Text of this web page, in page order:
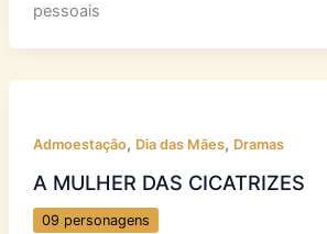
pessoais
Admoestação, Dia das Mães, Dramas
A MULHER DAS CICATRIZES
09 personagens